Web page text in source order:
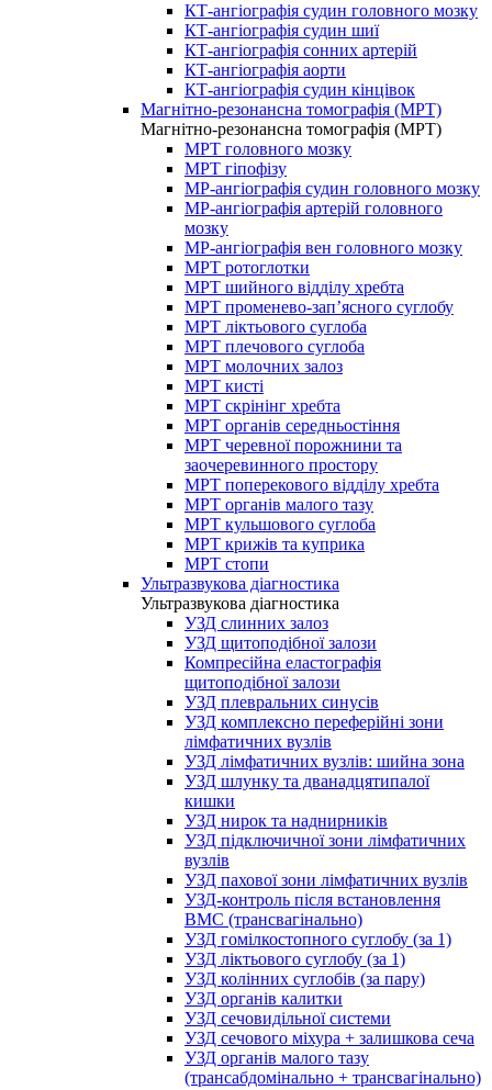
КТ-ангіографія судин головного мозку
КТ-ангіографія судин шиї
КТ-ангіографія сонних артерій
КТ-ангіографія аорти
КТ-ангіографія судин кінцівок
Магнітно-резонансна томографія (МРТ)
Магнітно-резонансна томографія (МРТ)
МРТ головного мозку
МРТ гіпофізу
МР-ангіографія судин головного мозку
МР-ангіографія артерій головного
мозку
МР-ангіографія вен головного мозку
МРТ ротоглотки
МРТ шийного відділу хребта
МРТ променево-зап’ясного суглобу
МРТ ліктьового суглоба
МРТ плечового суглоба
МРТ молочних залоз
МРТ кисті
МРТ скрінінг хребта
МРТ органів середньостіння
МРТ черевної порожнини та
заочеревинного простору
МРТ поперекового відділу хребта
МРТ органів малого тазу
МРТ кульшового суглоба
МРТ крижів та куприка
МРТ стопи
Ультразвукова діагностика
Ультразвукова діагностика
УЗД слинних залоз
УЗД щитоподібної залози
Компресійна еластографія
щитоподібної залози
УЗД плевральних синусів
УЗД комплексно переферійні зони
лімфатичних вузлів
УЗД лімфатичних вузлів: шийна зона
УЗД шлунку та дванадцятипалої
кишки
УЗД нирок та наднирників
УЗД підключичної зони лімфатичних
вузлів
УЗД пахової зони лімфатичних вузлів
УЗД-контроль після встановлення
ВМС (трансвагінально)
УЗД гомілкостопного суглобу (за 1)
УЗД ліктьового суглобу (за 1)
УЗД колінних суглобів (за пару)
УЗД органів калитки
УЗД сечовидільної системи
УЗД сечового міхура + залишкова сеча
УЗД органів малого тазу
(трансабдомінально + трансвагінально)